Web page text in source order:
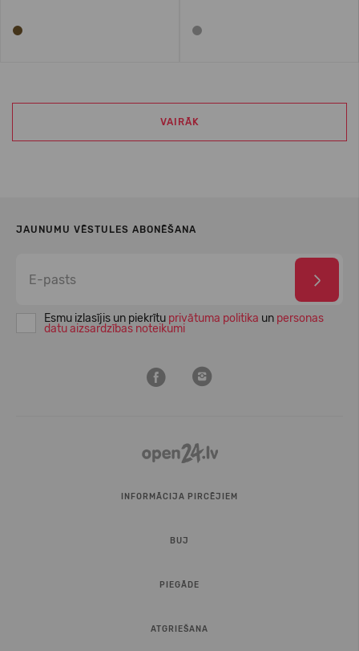
VAIRĀK
JAUNUMU VĒSTULES ABONĒŠANA
Esmu izlasījis un piekrītu privātuma politika un personas
datu aizsardzības noteikumi
INFORMĀCIJA PIRCĒJIEM
BUJ
PIEGĀDE
ATGRIEŠANA